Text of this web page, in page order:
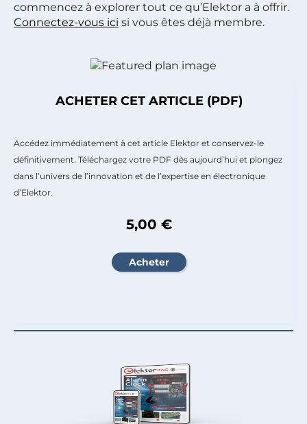
commencez à explorer tout ce qu’Elektor a à offrir.
Connectez-vous ici si vous êtes déjà membre.
ACHETER CET ARTICLE (PDF)
Accédez immédiatement à cet article Elektor et conservez-le
définitivement. Téléchargez votre PDF dès aujourd’hui et plongez
dans l’univers de l’innovation et de l’expertise en électronique
d’Elektor.
5,00 €